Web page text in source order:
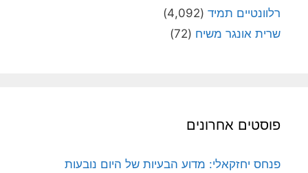
רלוונטיים תמיד (4,092)
שרית אונגר משיח (72)
פוסטים אחרונים
פנחס יחזקאלי: מדוע הבעיות של היום נובעות